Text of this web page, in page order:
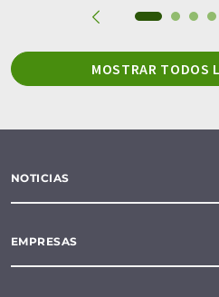
MOSTRAR TODOS
NOTICIAS
EMPRESAS